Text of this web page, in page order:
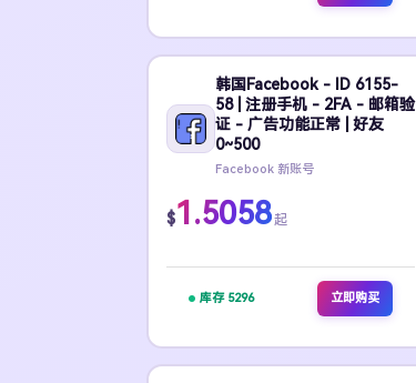
韩国Facebook - ID 6155-
58 | 注册手机 - 2FA - 邮箱验
证 - 广告功能正常 | 好友
0~500
Facebook 新账号
$1.5058起
库存 5296 立即购买